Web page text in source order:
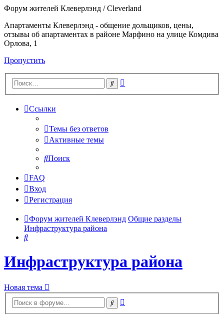
Форум жителей Клеверлэнд / Cleverland
Апартаменты Клеверлэнд - общение дольщиков, цены,
отзывы об апартаментах в районе Марфино на улице Комдива
Орлова, 1
Пропустить
Поиск
Ссылки
Темы без ответов
Активные темы
Поиск
FAQ
Вход
Регистрация
Форум жителей Клеверлэнд Общие разделы
Инфраструктура района
Поиск
Инфраструктура района
Новая тема
Поиск